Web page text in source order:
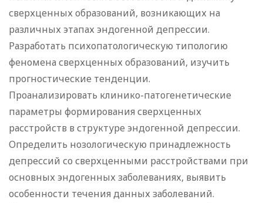
сверхценных образований, возникающих на
различных этапах эндогенной депрессии.
Разработать психопатологическую типологию
феномена сверхценных образований, изучить
прогностические тенденции.
Проанализировать клинико-патогенетические
параметры формирования сверхценных
расстройств в структуре эндогенной депрессии.
Определить нозологическую принадлежность
депрессий со сверхценными расстройствами при
основных эндогенных заболеваниях, выявить
особенности течения данных заболеваний.